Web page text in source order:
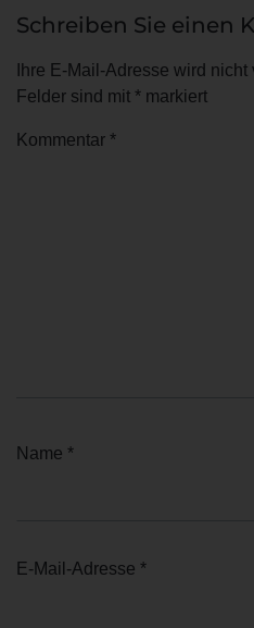
Schreiben Sie einen
Ihre E-Mail-Adresse wird nicht
Felder sind mit * markiert
Kommentar *
Name *
E-Mail-Adresse *